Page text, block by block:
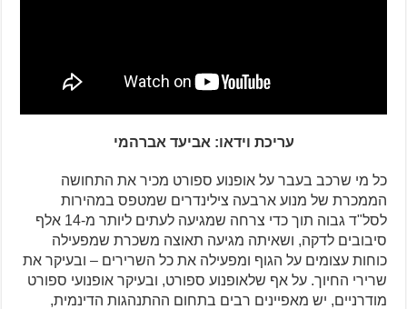
עריכת וידאו: אביעד אברהמי
כל מי שרכב בעבר על אופנוע ספורט מכיר את התחושה
הממכרת של מנוע ארבעה צילינדרים שמטפס במהירות
לסל"ד גבוה תוך כדי צרחה שמגיעה לעתים ליותר מ-14 אלף
סיבובים לדקה, ושאיתה מגיעה תאוצה משכרת שמפעילה
כוחות עצומים על הגוף ומפעילה את כל השרירים – ובעיקר את
שרירי החיוך. על אף שלאופנוע ספורט, ובעיקר אופנועי ספורט
מודרניים, יש מאפיינים רבים בתחום ההתנהגות הדינמית,